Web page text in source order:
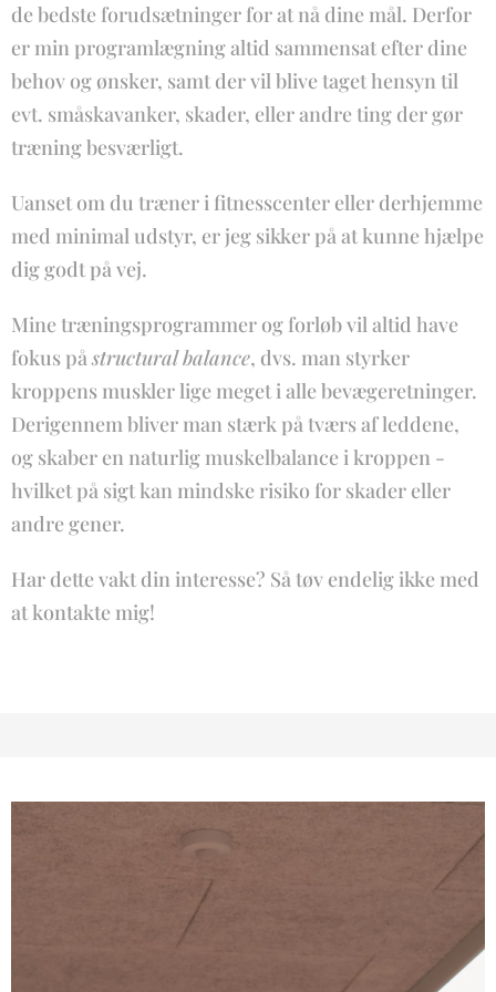
de bedste forudsætninger for at nå dine mål. Derfor
er min programlægning altid sammensat efter dine
behov og ønsker, samt der vil blive taget hensyn til
evt. småskavanker, skader, eller andre ting der gør
træning besværligt.
Uanset om du træner i fitnesscenter eller derhjemme
med minimal udstyr, er jeg sikker på at kunne hjælpe
dig godt på vej.
Mine træningsprogrammer og forløb vil altid have
fokus påstructural balance, dvs. man styrker
kroppens muskler lige meget i alle bevægeretninger.
Derigennem bliver man stærk på tværs af leddene,
og skaber en naturlig muskelbalance i kroppen -
hvilket på sigt kan mindske risiko for skader eller
andre gener.
Har dette vakt din interesse? Så tøv endelig ikke med
at kontakte mig!